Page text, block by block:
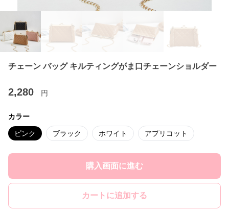
チェーン バッグ キルティングがま口チェーンショルダー
2,280 円
カラー
ピンク ブラック ホワイト アプリコット
購入画面に進む
カートに追加する